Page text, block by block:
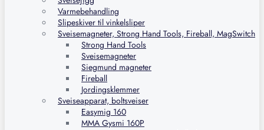
Varmebehandling
Slipeskiver til vinkelsliper
Sveisemagneter, Strong Hand Tools, Fireball, MagSwitch
Strong Hand Tools
Sveisemagneter
Siegmund magneter
Fireball
Jordingsklemmer
Sveiseapparat, boltsveiser
Easymig 160
MMA Gysmi 160P